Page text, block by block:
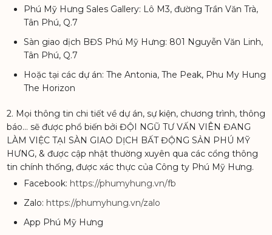
Phú Mỹ Hưng Sales Gallery: Lô M3, đường Trần Văn Trà,
Tân Phú, Q.7
Sàn giao dịch BĐS Phú Mỹ Hưng: 801 Nguyễn Văn Linh,
Tân Phú, Q.7
Hoặc tại các dự án: The Antonia, The Peak, Phu My Hung
The Horizon
2. Mọi thông tin chi tiết về dự án, sự kiện, chương trình, thông
báo… sẽ được phổ biến bởi ĐỘI NGŨ TƯ VẤN VIÊN ĐANG
LÀM VIỆC TẠI SÀN GIAO DỊCH BẤT ĐỘNG SẢN PHÚ MỸ
HƯNG, & được cập nhật thường xuyên qua các cổng thông
tin chính thống, được xác thực của Công ty Phú Mỹ Hưng.
Facebook: https://phumyhung.vn/fb
Zalo: https://phumyhung.vn/zalo
App Phú Mỹ Hưng